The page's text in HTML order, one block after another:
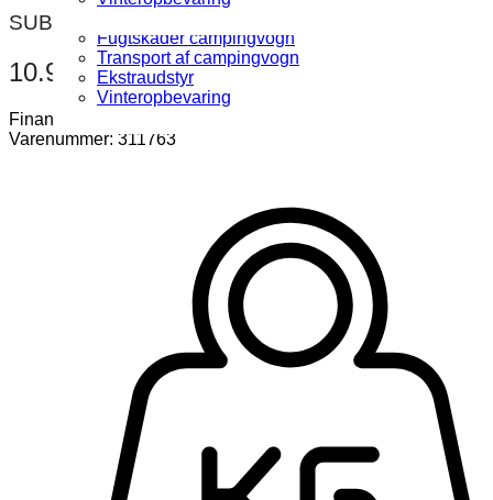
Fugtskader campingvogn
Transport af campingvogn
Ekstraudstyr
Vinteropbevaring
SUB
10.914 kr.
Finansiering fra: 413 kr. / md.
Varenummer: 311763